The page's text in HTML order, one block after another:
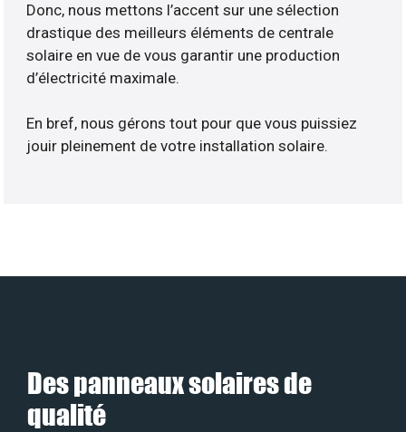
Donc, nous mettons l’accent sur une sélection
drastique des meilleurs éléments de centrale
solaire en vue de vous garantir une production
d’électricité maximale.
En bref, nous gérons tout pour que vous puissiez
jouir pleinement de votre installation solaire.
Des panneaux solaires de
qualité